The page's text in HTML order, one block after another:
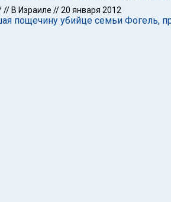
// В Израиле //20 января 2012
пощечину убийце семьи Фогель,